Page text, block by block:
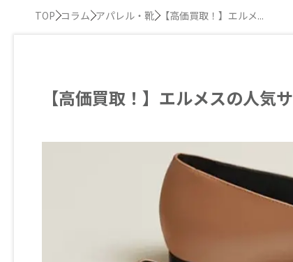
TOP コラム アパレル・靴 【高価買取！】エルメ...
【高価買取！】エルメスの人気